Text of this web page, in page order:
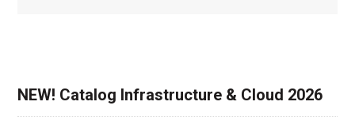
NEW! Catalog Infrastructure & Cloud 2026